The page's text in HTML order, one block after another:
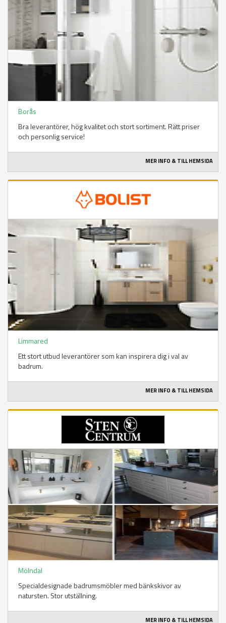
Borås
Bra leverantörer, hög kvalitet och stort sortiment. Rätt priser
och personlig service!
MER INFO & TILL HEMSIDA
Limmared
Ett stort utbud leverantörer som kan inspirera dig i val av
badrum.
MER INFO & TILL HEMSIDA
Mölndal
Specialdesignade badrumsmöbler med bänkskivor av
natursten. Stor utställning.
MER INFO & TILL HEMSIDA